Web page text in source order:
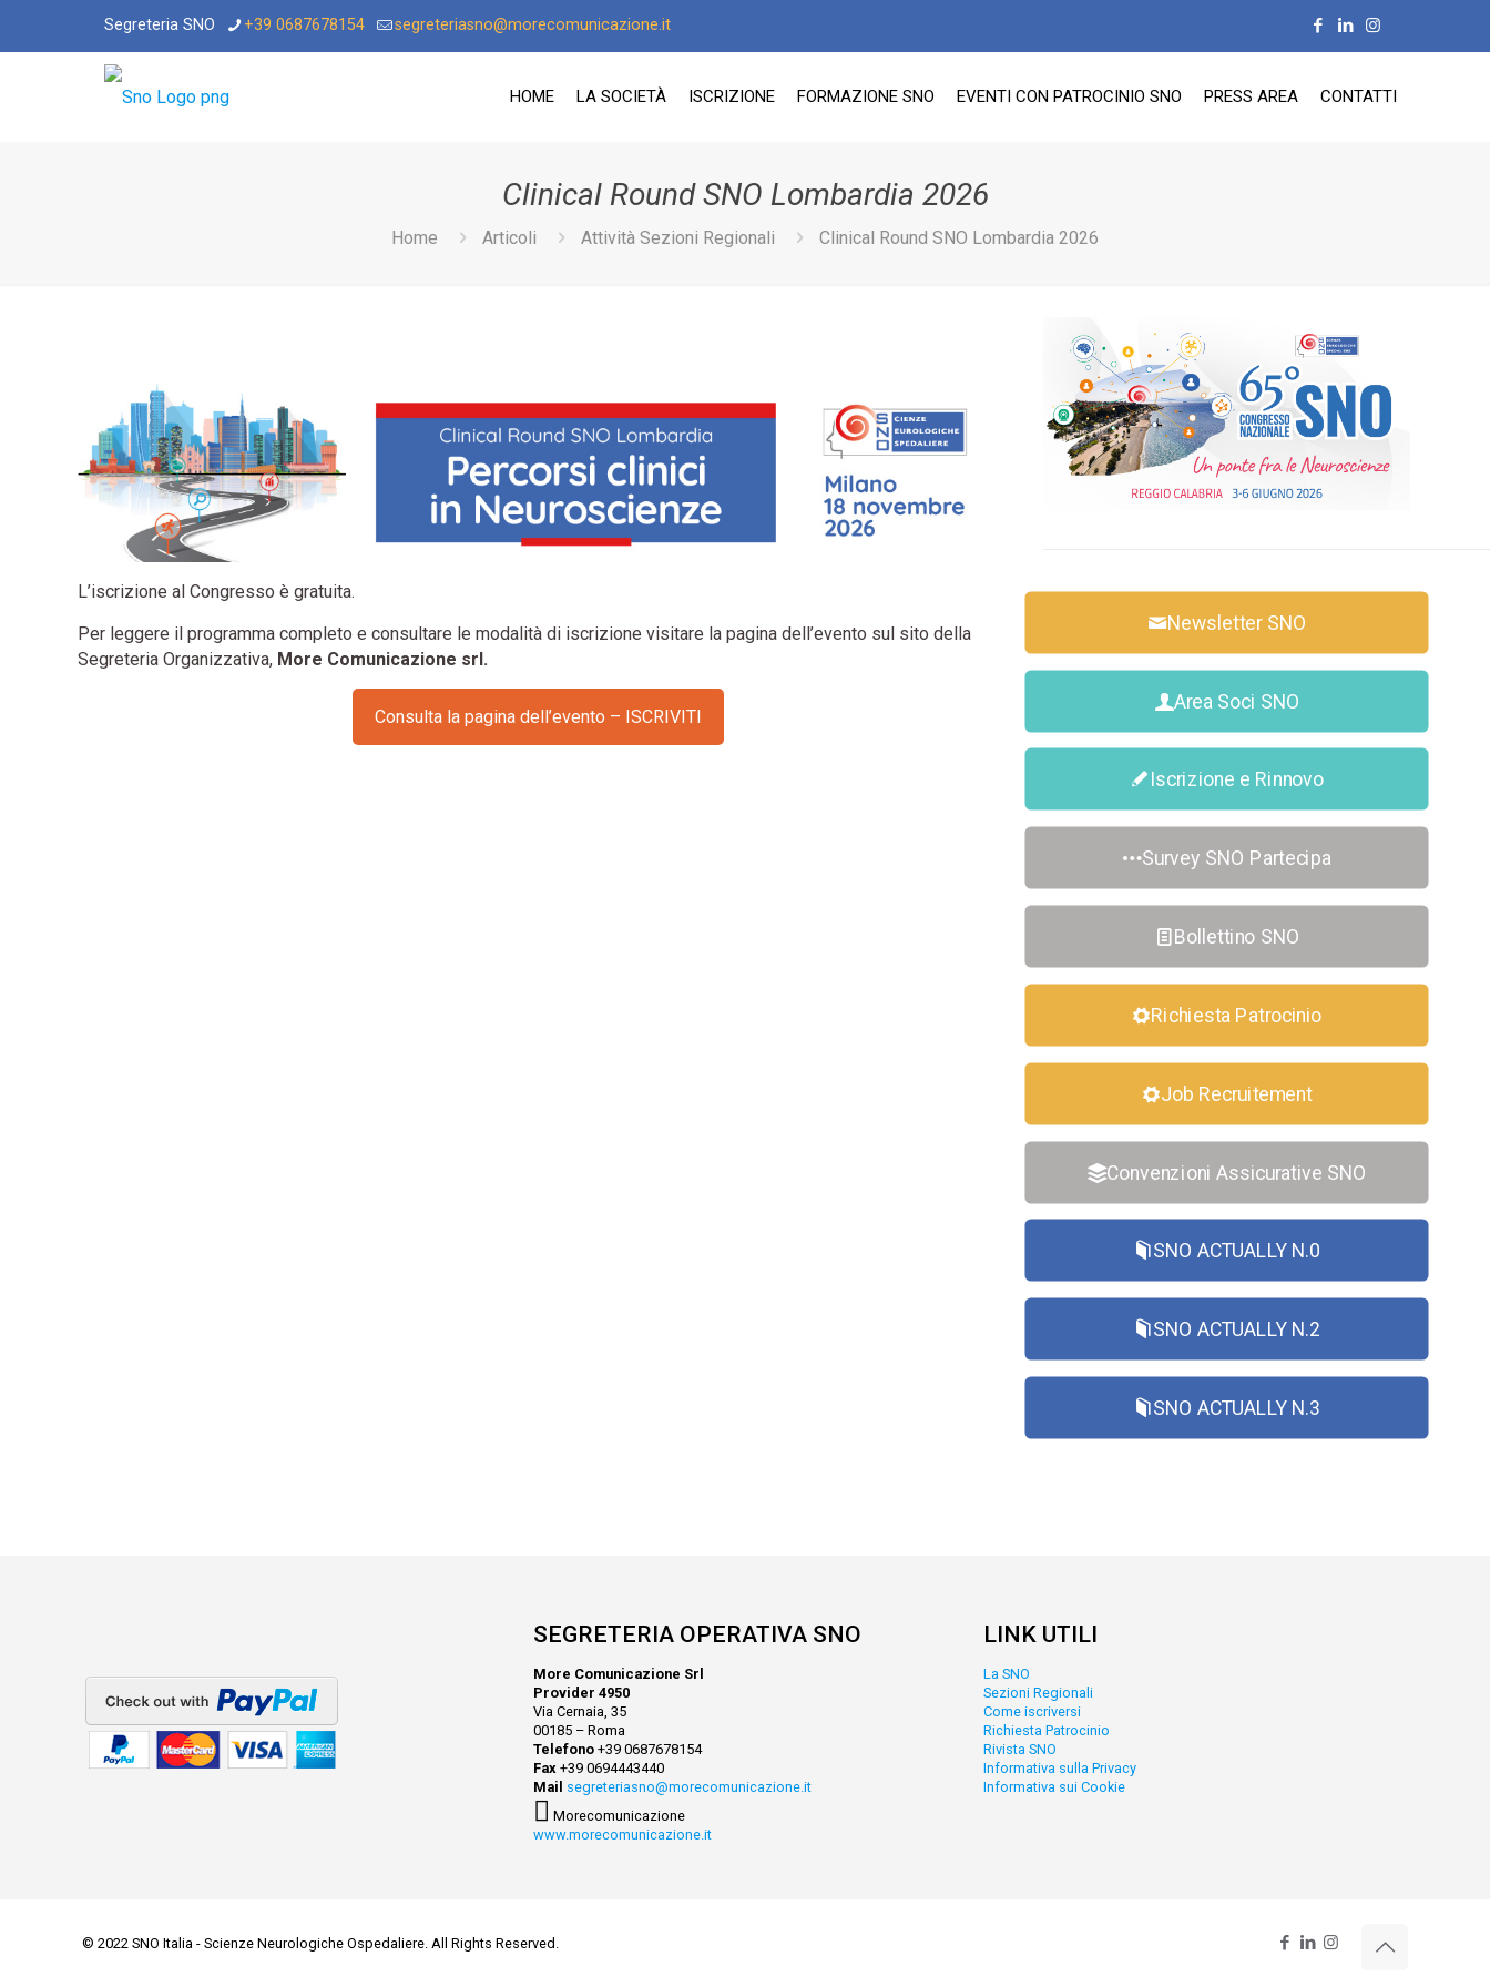
Segreteria SNO +39 0687678154 segreteriasno@morecomunicazione.it
HOME LA SOCIETÀ ISCRIZIONE FORMAZIONE SNO EVENTI CON PATROCINIO SNO PRESS AREA CONTATTI
Clinical Round SNO Lombardia 2026
Home Articoli Attività Sezioni Regionali Clinical Round SNO Lombardia 2026
L’iscrizione al Congresso è gratuita.
Per leggere il programma completo e consultare le modalità di iscrizione visitare la pagina dell’evento sul sito della
Segreteria Organizzativa, More Comunicazione srl.
Consulta la pagina dell’evento – ISCRIVITI
Newsletter SNO
Area Soci SNO
Iscrizione e Rinnovo
Survey SNO Partecipa
Bollettino SNO
Richiesta Patrocinio
Job Recruitement
Convenzioni Assicurative SNO
SNO ACTUALLY N.0
SNO ACTUALLY N.2
SNO ACTUALLY N.3
SEGRETERIA OPERATIVA SNO
More Comunicazione Srl
Provider 4950
Via Cernaia, 35
00185 – Roma
Telefono+39 0687678154
Fax+39 0694443440
Mail segreteriasno@morecomunicazione.it
Morecomunicazione
www.morecomunicazione.it
LINK UTILI
La SNO
Sezioni Regionali
Come iscriversi
Richiesta Patrocinio
Rivista SNO
Informativa sulla Privacy
Informativa sui Cookie
© 2022 SNO Italia - Scienze Neurologiche Ospedaliere. All Rights Reserved.